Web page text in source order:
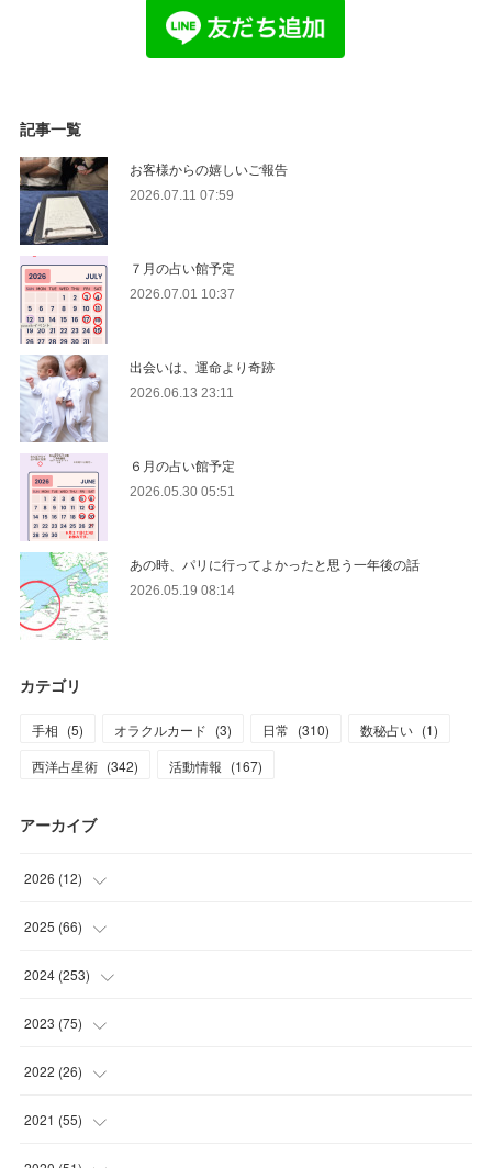
記事一覧
お客様からの嬉しいご報告
2026.07.11 07:59
７月の占い館予定
2026.07.01 10:37
出会いは、運命より奇跡
2026.06.13 23:11
６月の占い館予定
2026.05.30 05:51
あの時、パリに行ってよかったと思う一年後の話
2026.05.19 08:14
カテゴリ
手相 (5) オラクルカード (3) 日常 (310) 数秘占い (1)
西洋占星術 (342) 活動情報 (167)
アーカイブ
2026 (12)
(2
(1)
(3
(1
2025 (66)
(3)
(3
(2
(4
2024 (253)
(14 )
(21 )
(22
(26
2023 (75)
(23 )
(30 )
(6
2022 (26)
(1
2021 (55)